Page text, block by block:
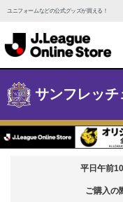
ユニフォームなどの公式グッズが買える！
サンフレッチ
平日午前
ご購入の